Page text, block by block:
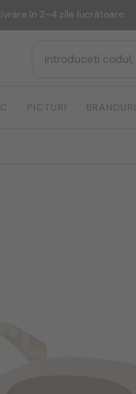
în 2–4 zile lucrătoare
PICTURI BRANDURI